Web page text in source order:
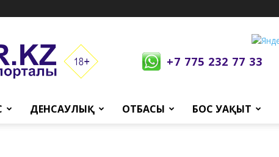
+7 775 232 77 33
ДЕНСАУЛЫҚ ОТБАСЫ БОС УАҚЫТ